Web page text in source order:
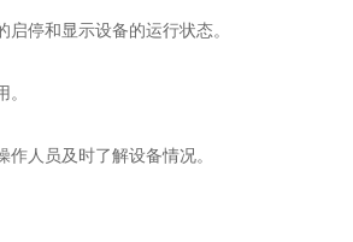
停和显示设备的运行状态。
人员及时了解设备情况。